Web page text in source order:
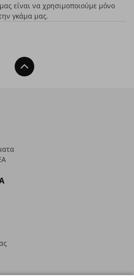
είναι να χρησιμοποιούμε μόνο
γκάμα μας.
Back To Top